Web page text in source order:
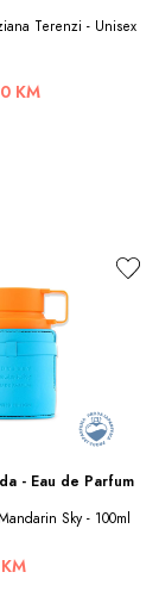
Terenzi - Unisex
KM
- Eau de Parfum
Sky - 100ml